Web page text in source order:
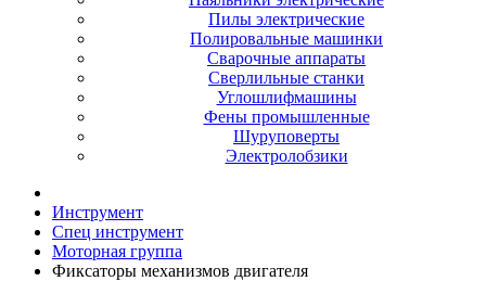
Пилы электрические
Полировальные машинки
Сварочные аппараты
Сверлильные станки
Углошлифмашины
Фены промышленные
Шуруповерты
Электролобзики
Инструмент
Cпeц инcтpумeнт
Moтopнaя гpуппa
Фикcaтopы мexaнизмoв двигaтeля